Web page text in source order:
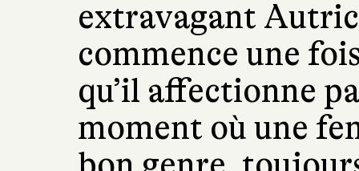
extravagant
commence une
qu’il affectionne
moment où une